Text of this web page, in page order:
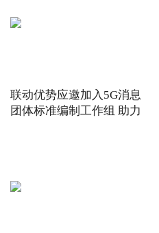
联动优势应邀加入5G消息
团体标准编制工作组 助力